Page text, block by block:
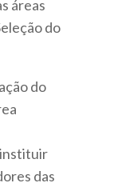
áreas
do
do
das